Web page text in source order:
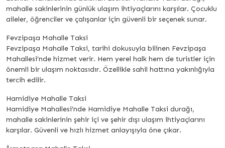
mahalle sakinlerinin günlük ulaşım ihtiyaçlarını karşılar. Çocuklu
aileler, öğrenciler ve çalışanlar için güvenli bir seçenek sunar.
Fevzipaşa Mahalle Taksi
Fevzipaşa Mahalle Taksi, tarihi dokusuyla bilinen Fevzipaşa
Mahallesi’nde hizmet verir. Hem yerel halk hem de turistler için
önemli bir ulaşım noktasıdır. Özellikle sahil hattına yakınlığıyla
tercih edilir.
Hamidiye Mahalle Taksi
Hamidiye Mahallesi’nde Hamidiye Mahalle Taksi durağı,
mahalle sakinlerinin şehir içi ve şehir dışı ulaşım ihtiyaçlarını
karşılar. Güvenli ve hızlı hizmet anlayışıyla öne çıkar.